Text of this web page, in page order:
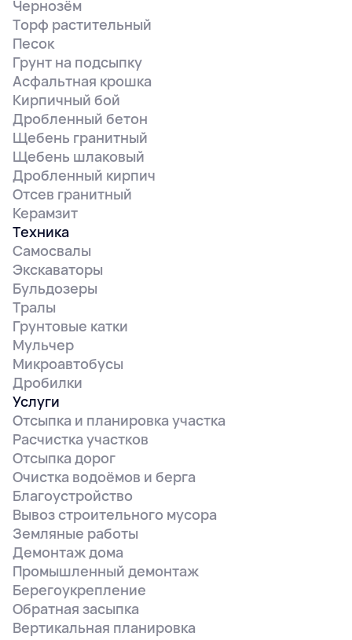
Чернозём
Торф растительный
Песок
Грунт на подсыпку
Асфальтная крошка
Кирпичный бой
Дробленный бетон
Щебень гранитный
Щебень шлаковый
Дробленный кирпич
Отсев гранитный
Керамзит
Техника
Самосвалы
Экскаваторы
Бульдозеры
Тралы
Грунтовые катки
Мульчер
Микроавтобусы
Дробилки
Услуги
Отсыпка и планировка участка
Расчистка участков
Отсыпка дорог
Очистка водоёмов и берга
Благоустройство
Вывоз строительного мусора
Земляные работы
Демонтаж дома
Промышленный демонтаж
Берегоукрепление
Обратная засыпка
Вертикальная планировка